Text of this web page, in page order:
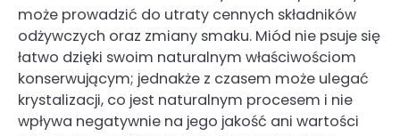
może prowadzić do utraty cennych składników
odżywczych oraz zmiany smaku. Miód nie psuje się
łatwo dzięki swoim naturalnym właściwościom
konserwującym; jednakże z czasem może ulegać
krystalizacji, co jest naturalnym procesem i nie
wpływa negatywnie na jego jakość ani wartości